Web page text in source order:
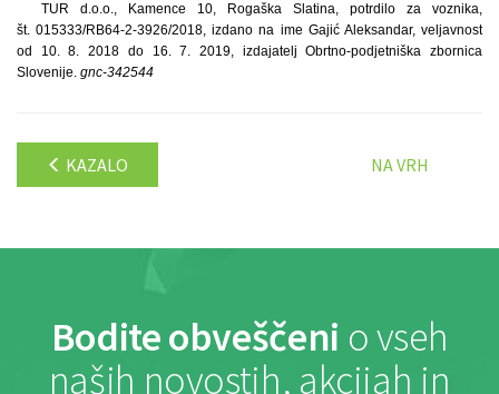
TUR d.o.o., Kamence 10, Rogaška Slatina, potrdilo za voznika,
št. 015333/RB64-2-3926/2018, izdano na ime Gajić Aleksandar, veljavnost
od 10. 8. 2018 do 16. 7. 2019, izdajatelj Obrtno-podjetniška zbornica
Slovenije. gnc-342544
KAZALO NA VRH
Bodite obveščeni o vseh
naših novostih, akcijah in